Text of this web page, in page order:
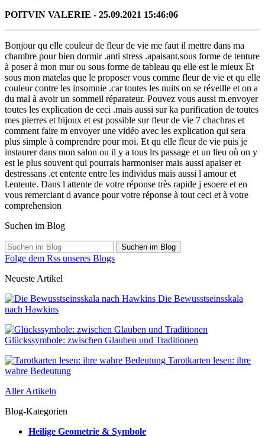
POITVIN VALERIE - 25.09.2021 15:46:06
Bonjour qu elle couleur de fleur de vie me faut il mettre dans ma
chambre pour bien dormir .anti stress .apaisant.sous forme de tenture
à poser à mon mur ou sous forme de tableau qu elle est le mieux Et
sous mon matelas que le proposer vous comme fleur de vie et qu elle
couleur contre les insomnie .car toutes les nuits on se réveille et on a
du mal à avoir un sommeil réparateur. Pouvez vous aussi m.envoyer
toutes les explication de ceci .mais aussi sur ka purification de toutes
mes pierres et bijoux et est possible sur fleur de vie 7 chachras et
comment faire m envoyer une vidéo avec les explication qui sera
plus simple à comprendre pour moi. Et qu elle fleur de vie puis je
instaurer dans mon salon ou il y a tous lrs passage et un lieu où on y
est le plus souvent qui pourrais harmoniser mais aussi apaiser et
destressans .et entente entre les individus mais aussi l amour et
l.entente. Dans l attente de votre réponse très rapide j esoere et en
vous remerciant d avance pour votre réponse à tout ceci et à votre
comprehension
Suchen im Blog
Suchen im Blog
Folge dem Rss unseres Blogs
Neueste Artikel
Die Bewusstseinsskala
nach Hawkins
Glückssymbole: zwischen Glauben und Traditionen
Tarotkarten lesen: ihre
wahre Bedeutung
Aller Artikeln
Blog-Kategorien
Heilige Geometrie & Symbole